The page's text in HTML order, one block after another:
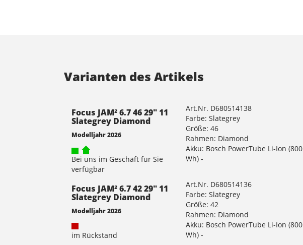
Varianten des Artikels
Focus JAM² 6.7 46 29" 11
Slategrey Diamond
Modelljahr 2026
Bei uns im Geschäft für Sie
verfügbar
Art.Nr. D680514138
Farbe: Slategrey
Größe: 46
Rahmen: Diamond
Akku: Bosch PowerTube Li-Ion (800
Wh) -
Focus JAM² 6.7 42 29" 11
Slategrey Diamond
Modelljahr 2026
im Rückstand
Art.Nr. D680514136
Farbe: Slategrey
Größe: 42
Rahmen: Diamond
Akku: Bosch PowerTube Li-Ion (800
Wh) -